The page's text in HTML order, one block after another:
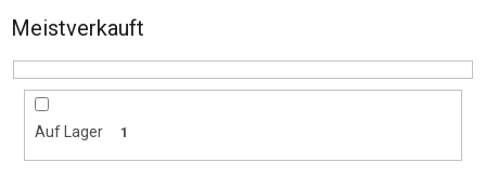
Meistverkauft
Auf Lager 1